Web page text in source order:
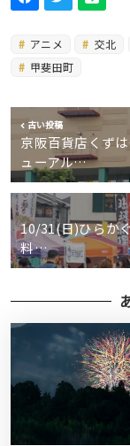
アニメ 交北
甲斐田町
古い投稿
京阪百貨店くず
ューアル…
10/31(日)ひらか
料…